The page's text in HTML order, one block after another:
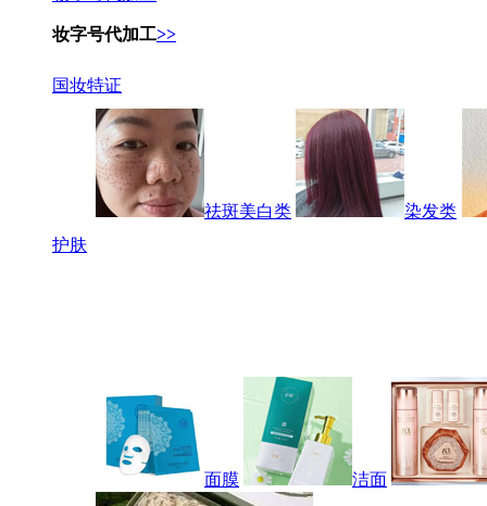
妆字号代加工>>
国妆特证
祛斑美白类
染发类
护肤
面膜 洁面